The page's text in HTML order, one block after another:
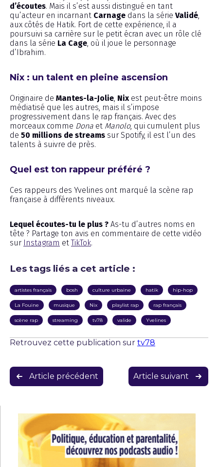
d’écoutes. Mais il s’est aussi distingué en tant
qu’acteur en incarnant Carnage dans la série Validé
aux côtés de Hatik. Fort de cette expérience, il a
poursuivi sa carrière sur le petit écran avec un rôle clé
dans la série La Cage , où il joue le personnage
d’Ibrahim.
Nix : un talent en pleine ascension
Originaire de Mantes-la-Jolie Nix est peut-être moins
médiatisé que les autres, mais il s’impose
progressivement dans le rap français. Avec des
morceaux comme Dona et Manolo, qui cumulent plus
de 50 millions de streams sur Spotify, il est l’un des
talents à suivre de près.
Quel est ton rappeur préféré ?
Ces rappeurs des Yvelines ont marqué la scène rap
française à différents niveaux.
Lequel écoutes-tu le plus ? As-tu d’autres noms en
tête ? Partage ton avis en commentaire de cette vidéo
sur Instagram etTikTok.
Les tags liés a cet article :
artistes français bosh culture urbaine hatik hip-hop
La Fouine musique Nix playlist rap rap français
scène rap streaming tv78 valide Yvelines
Retrouvez cette publication sur tv78
Navigation
de
Article précédent Article suivant